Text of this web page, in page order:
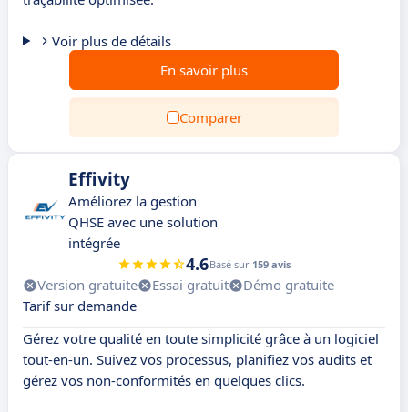
Voir plus de détails
En savoir plus
Comparer
Effivity
Améliorez la gestion
QHSE avec une solution
intégrée
4.6Basé sur 159 avis
Version gratuite Essai gratuit
Démo gratuite
Tarif sur demande
Gérez votre qualité en toute simplicité grâce à un logiciel
tout-en-un. Suivez vos processus, planifiez vos audits et
gérez vos non-conformités en quelques clics.